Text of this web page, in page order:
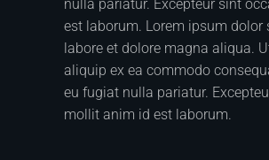
nulla pariatur. Excepteur sint
est laborum. Lorem ipsum
labore et dolore magna aliqua.
aliquip ex ea commodo
eu fugiat nulla pariatur.
mollit anim id est laborum.